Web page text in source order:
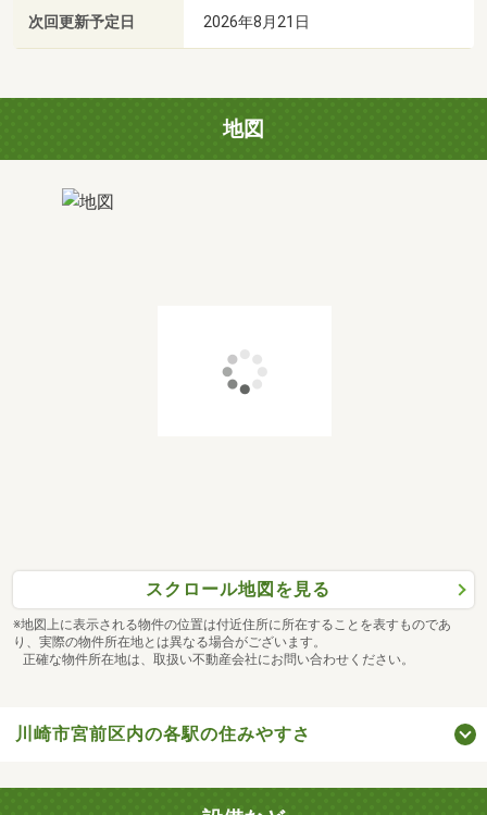
次回更新予定日 2026年8月21日
地図
スクロール地図を見る
※地図上に表示される物件の位置は付近住所に所在することを表すものであ
り、実際の物件所在地とは異なる場合がございます。
正確な物件所在地は、取扱い不動産会社にお問い合わせください。
川崎市宮前区内の各駅の住みやすさ